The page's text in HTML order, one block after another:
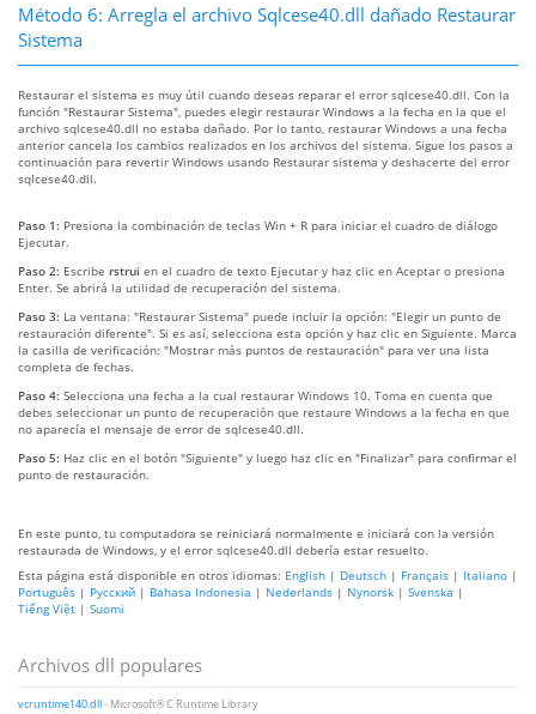
Método 6: Arregla el archivo Sqlcese40.dll dañado Restaurar
Sistema
Restaurar el sistema es muy útil cuando deseas reparar el error sqlcese40.dll. Con la
función "Restaurar Sistema", puedes elegir restaurar Windows a la fecha en la que el
archivo sqlcese40.dll no estaba dañado. Por lo tanto, restaurar Windows a una fecha
anterior cancela los cambios realizados en los archivos del sistema. Sigue los pasos a
continuación para revertir Windows usando Restaurar sistema y deshacerte del error
sqlcese40.dll.
Paso 1: Presiona la combinación de teclas Win + R para iniciar el cuadro de diálogo
Ejecutar.
Paso 2: Escribe rstrui en el cuadro de texto Ejecutar y haz clic en Aceptar o presiona
Enter. Se abrirá la utilidad de recuperación del sistema.
Paso 3: La ventana: "Restaurar Sistema" puede incluir la opción: "Elegir un punto de
restauración diferente". Si es así, selecciona esta opción y haz clic en Siguiente. Marca
la casilla de verificación: "Mostrar más puntos de restauración" para ver una lista
completa de fechas.
Paso 4: Selecciona una fecha a la cual restaurar Windows 10. Toma en cuenta que
debes seleccionar un punto de recuperación que restaure Windows a la fecha en que
no aparecía el mensaje de error de sqlcese40.dll.
Paso 5: Haz clic en el botón "Siguiente" y luego haz clic en "Finalizar" para confirmar el
punto de restauración.
En este punto, tu computadora se reiniciará normalmente e iniciará con la versión
restaurada de Windows, y el error sqlcese40.dll debería estar resuelto.
Esta página está disponible en otros idiomas: English | Deutsch | Français | Italiano |
Português | Русский | Bahasa Indonesia | Nederlands | Nynorsk | Svenska |
Tiếng Việt | Suomi
Archivos dll populares
vcruntime140.dll- Microsoft® C Runtime Library